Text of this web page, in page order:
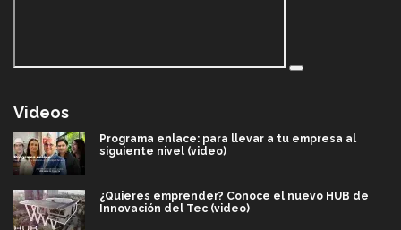
Videos
Programa enlace: para llevar a tu empresa al
siguiente nivel (video)
¿Quieres emprender? Conoce el nuevo HUB de
Innovación del Tec (video)